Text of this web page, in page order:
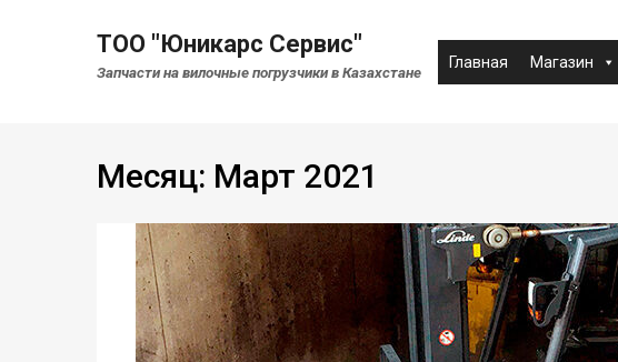
ТОО "Юникарс Сервис"
Запчасти на вилочные погрузчики в Казахстане
Главная Магазин
Месяц: Март 2021